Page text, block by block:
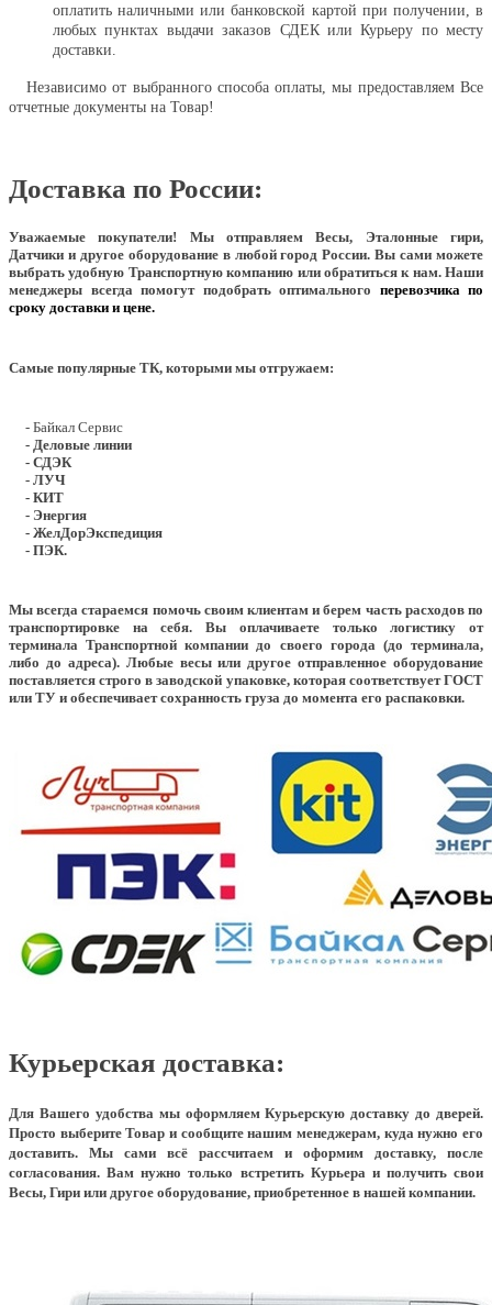
оплатить наличными или банковской картой при получении, в
любых пунктах выдачи заказов СДЕК или Курьеру по месту
доставки.
Независимо от выбранного способа оплаты, мы предоставляем Все
отчетные документы на Товар!
Доставка по России:
Уважаемые покупатели! Мы отправляем Весы, Эталонные гири,
Датчики и другое оборудование в любой город России. Вы сами можете
выбрать удобную Транспортную компанию или обратиться к нам. Наши
менеджеры всегда помогут подобрать оптимального перевозчика по
сроку доставки и цене.
Самые популярные ТК, которыми мы отгружаем:
- Байкал Сервис
- Деловые линии
- СДЭК
- ЛУЧ
- КИТ
- Энергия
- ЖелДорЭкспедиция
- ПЭК.
Мы всегда стараемся помочь своим клиентам и берем часть расходов по
транспортировке на себя. Вы оплачиваете только логистику от
терминала Транспортной компании до своего города (до терминала,
либо до адреса). Любые весы или другое отправленное оборудование
поставляется строго в заводской упаковке, которая соответствует ГОСТ
или ТУ и обеспечивает сохранность груза до момента его распаковки.
Курьерская доставка:
Для Вашего удобства мы оформляем Курьерскую доставку до дверей.
Просто выберите Товар и сообщите нашим менеджерам, куда нужно его
доставить. Мы сами всё рассчитаем и оформим доставку, после
согласования. Вам нужно только встретить Курьера и получить свои
Весы, Гири или другое оборудование, приобретенное в нашей компании.